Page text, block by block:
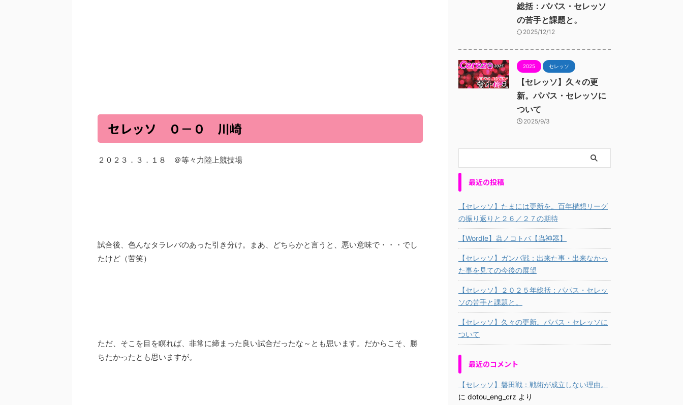
セレッソ ０－０ 川崎
２０２３．３．１８ ＠等々力陸上競技場
試合後、色んなタラレバのあった引き分け。まあ、どちらかと言うと、悪い意味で・・・でし
たけど（苦笑）
ただ、そこを目を瞑れば、非常に締まった良い試合だったな～とも思います。だからこそ、勝
ちたかったとも思いますが。
総括：パパス・セレッソ
の苦手と課題と。
2025/12/12
2025 セレッソ
【セレッソ】久々の更
新。パパス・セレッソに
ついて
2025/9/3
最近の投稿
【セレッソ】たまには更新を。百年構想リーグ
の振り返りと２６／２７の期待
【Wordle】蟲ノコトバ【蟲神器】
【セレッソ】ガンバ戦：出来た事・出来なかっ
た事を見ての今後の展望
【セレッソ】２０２５年総括：パパス・セレッ
ソの苦手と課題と。
【セレッソ】久々の更新。パパス・セレッソに
ついて
最近のコメント
【セレッソ】磐田戦：戦術が成立しない理由。
に dotou_eng_crz より